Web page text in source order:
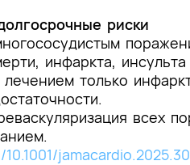
риски
инфаркта,
только
всех